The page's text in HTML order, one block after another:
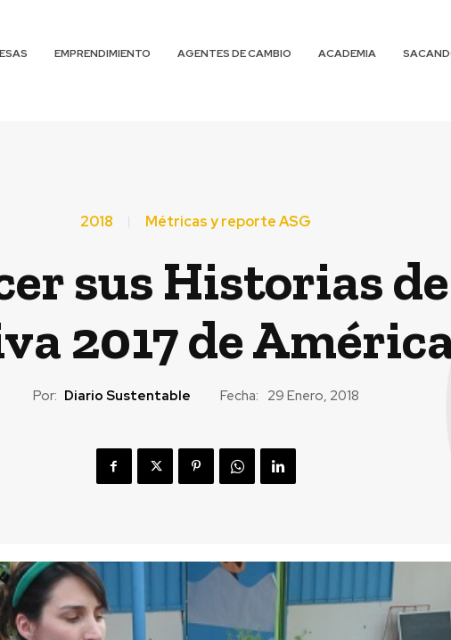
EMPRENDIMIENTO AGENTES DE CAMBIO ACADEMIA
2018 Métricas y reporte ASG
sus Historias
2017 de
Por: Diario Sustentable Fecha: 29 Enero, 2018